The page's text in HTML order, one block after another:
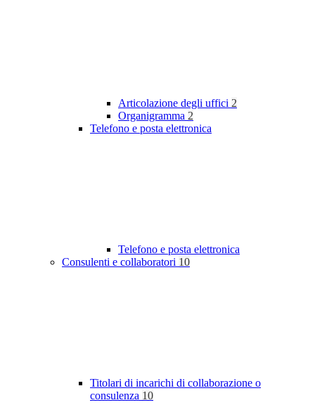
Articolazione degli uffici 2
Organigramma 2
Telefono e posta elettronica
Telefono e posta elettronica
Consulenti e collaboratori 10
Titolari di incarichi di collaborazione o
consulenza 10